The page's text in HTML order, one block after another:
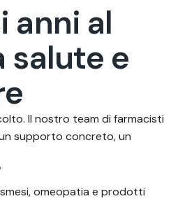
i anni al
salute e
e
Il nostro team di farmacisti
supporto concreto, un
omeopatia e prodotti